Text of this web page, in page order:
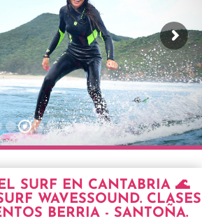
SURF EN CANTABRIA 🌊
WAVESSOUND. CLASES
BERRIA - SANTOÑA.